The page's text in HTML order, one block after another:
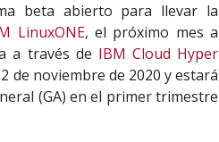
beta abierto para llevar la
LinuxONE, el próximo mes a
a través de IBM Cloud Hyper
de noviembre de 2020 y estará
(GA) en el primer trimestre